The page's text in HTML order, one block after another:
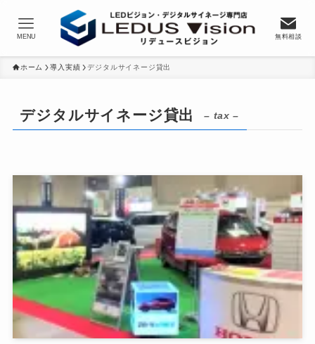
無料相談
MENU
ホーム 導入実績 デジタルサイネージ貸出
デジタルサイネージ貸出 – tax –